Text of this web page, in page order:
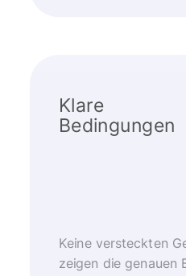
Klare
Bedingungen
Keine versteckten
zeigen die genauen